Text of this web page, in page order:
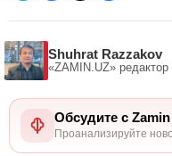
Shuhrat Razzakov
«ZAMIN.UZ» редактор
Обсудите с Zamin
Проанализируйте